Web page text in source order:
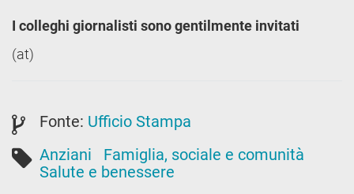
I colleghi giornalisti sono gentilmente invitati
(at)
Fonte: Ufficio Stampa
Anziani
Famiglia, sociale e comunità
Salute e benessere